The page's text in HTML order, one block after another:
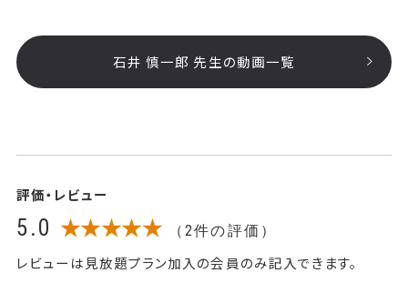
石井 慎一郎 先生の動画一覧
評価・レビュー
5.0 ★★★★★ （2件の評価）
レビューは見放題プラン加入の会員のみ記入できます。